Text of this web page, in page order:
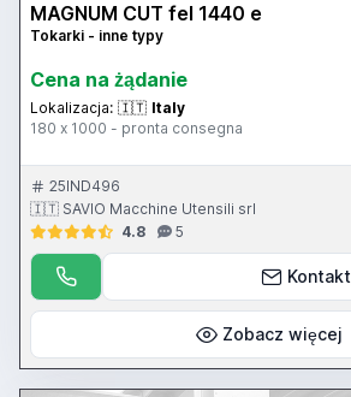
MAGNUM CUT fel 1440 e
Tokarki - inne typy
Cena na żądanie
Lokalizacja: 🇮🇹 Italy
180 x 1000 - pronta consegna
25IND496
🇮🇹 SAVIO Macchine Utensili srl
4.8
5
Kontakt
Zobacz więcej